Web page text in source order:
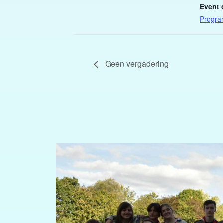
Event
Geen vergadering